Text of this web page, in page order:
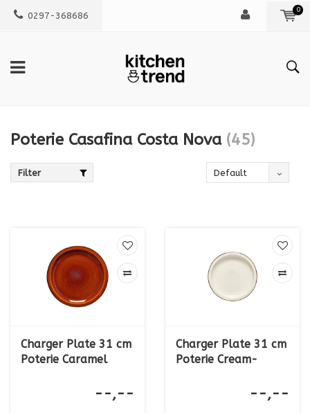
0297-368686
0
Poterie Casafina Costa Nova (45)
Filter Default
Charger Plate 31 cm
Poterie Caramel
--,--
Charger Plate 31 cm
Poterie Cream-
--,--